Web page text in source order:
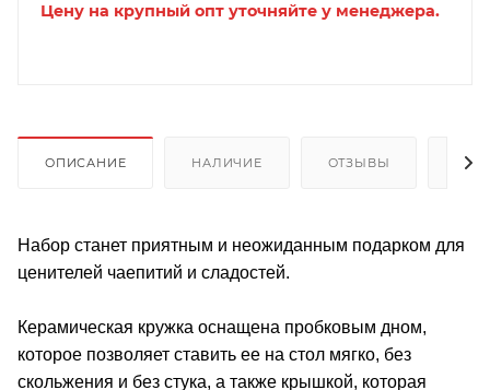
Цену на крупный опт уточняйте у менеджера.
ОПИСАНИЕ НАЛИЧИЕ ОТЗЫВЫ
Набор станет приятным и неожиданным подарком для
ценителей чаепитий и сладостей.
Керамическая кружка оснащена пробковым дном,
которое позволяет ставить ее на стол мягко, без
скольжения и без стука, а также крышкой, которая